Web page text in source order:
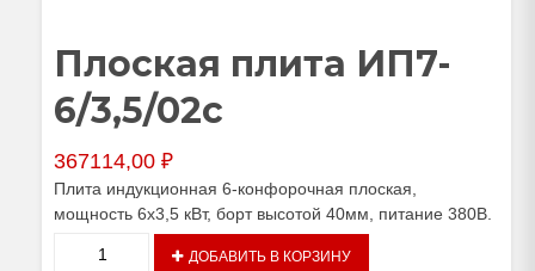
Плоская плита ИП7-
6/3,5/02с
367114,00 ₽
Плита индукционная 6-конфорочная плоская,
мощность 6х3,5 кВт, борт высотой 40мм, питание 380В.
ДОБАВИТЬ В КОРЗИНУ